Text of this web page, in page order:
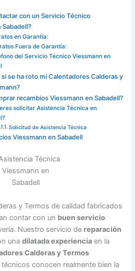
con un Servicio Técnico
Sabadell?
en Garantía:
Fuera de Garantía:
del Servicio Técnico Viessmann en
si se ha roto mi Calentadores Calderas y
recambios Viessmann en Sabadell?
solicitar Asistencia Técnica en
Solicitud de Asistencia Técnica
Viessmann en Sabadell
y Termos de calidad fabricados
contar con un buen servicio
Nuestro servicio de reparación
unadilatada experiencia en la
Calderas y Termos
conocen realmente bien la